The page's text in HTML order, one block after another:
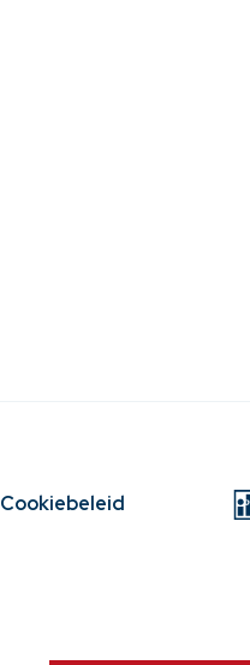
Cookiebeleid